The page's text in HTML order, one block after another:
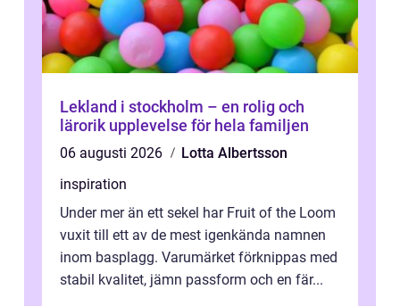
Lekland i stockholm – en rolig och
lärorik upplevelse för hela familjen
06 augusti 2026
Lotta Albertsson
inspiration
Under mer än ett sekel har Fruit of the Loom
vuxit till ett av de mest igenkända namnen
inom basplagg. Varumärket förknippas med
stabil kvalitet, jämn passform och en fär...